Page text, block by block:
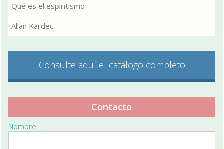
Qué es el espiritismo
Allan Kardec
Consulte aquí el catálogo completo
Contacto
Nombre: